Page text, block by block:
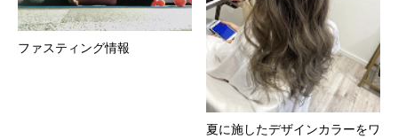
ファスティング情報
夏に施したデザインカラーをワ